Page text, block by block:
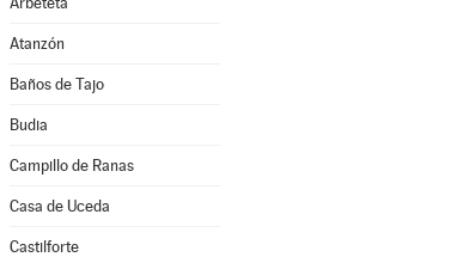
Atanzón
Baños de Tajo
Budia
Campillo de Ranas
Casa de Uceda
Castilforte